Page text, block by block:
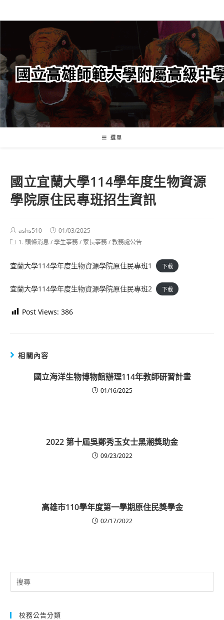
轉
要
內
容
選單
國立宜蘭大學114學年度生物資源
學院原住民專班招生資訊
Post
author:
ashs510
Post
published:
01/03/2025
Post1. 頭條消息 /學生事務/ 家長事務/教務處公告
宜蘭大學114學年度生物資源學院原住民專班1 下載
宜蘭大學114學年度生物資源學院原住民專班2 下載
Post Views: 386
相關內容
國立海洋生物博物館辦理114年教師研習計畫
01/16/2025
2022 第十屆吳鄭秀玉女士黑潮獎助金
09/23/2022
高雄市110學年度第一學期原住民獎學金
02/17/2022
Search
for:
校務公告分類